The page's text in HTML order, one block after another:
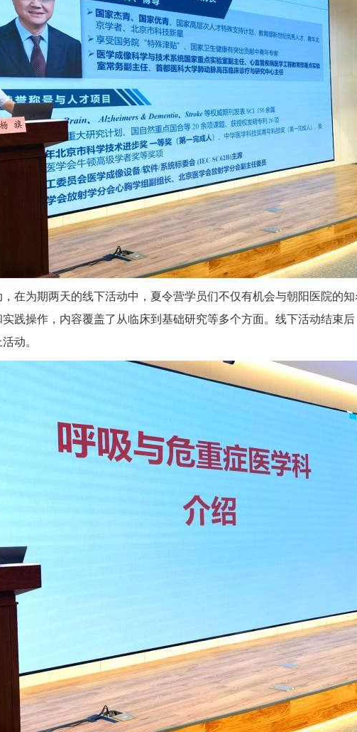
在为期两天的线下活动中，夏令营学员们不仅有机会与朝阳医院的
践操作，内容覆盖了从临床到基础研究等多个方面。线下活动结束
动。